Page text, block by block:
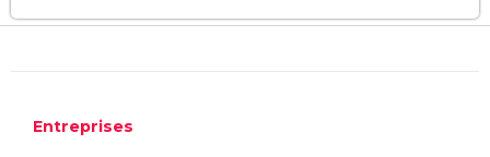
Entreprises